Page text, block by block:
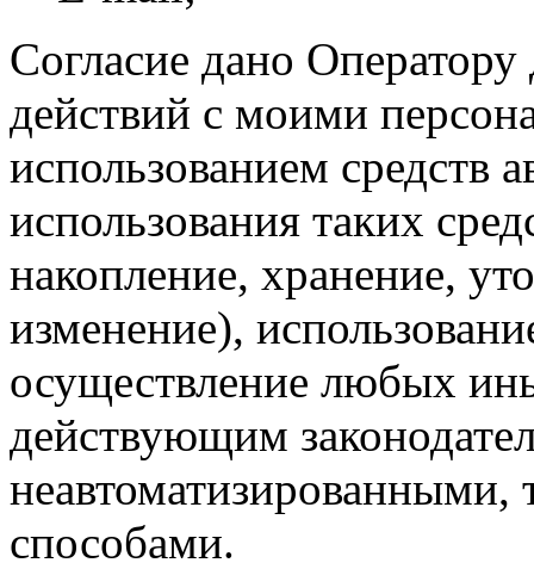
Согласие дано
действий с моими
использованием средств
использования таких
накопление, хранение,
изменение),
осуществление любых
действующим
неавтоматизированными,
способами.